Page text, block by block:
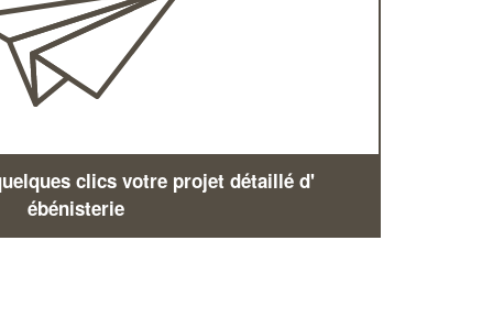
clics votre projet détaillé d'
ébénisterie